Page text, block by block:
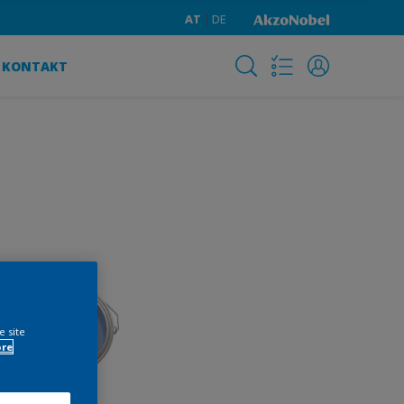
AT DE
KONTAKT
site